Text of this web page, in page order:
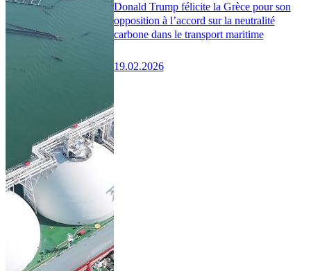
Donald Trump félicite la Grèce pour son
opposition à l’accord sur la neutralité
carbone dans le transport maritime
19.02.2026